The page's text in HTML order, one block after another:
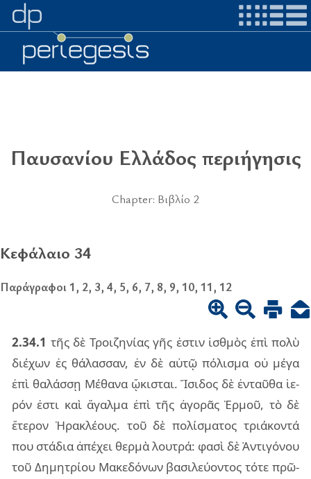
Παυσανίου Ελλάδος περιήγησις
Chapter: Βιβλίο 2
Κεφάλαιο 34
Παράγραφοι 1, 2, 3, 4, 5, 6, 7, 8, 9, 10, 11, 12
2.34.1 τῆς δὲ Τροι­ζη­νί­ας γῆς ἐστιν ἰσθμὸς ἐπὶ πολὺ
διέ­χων ἐς θά­λασ­σαν, ἐν δὲ αὐτῷ πό­λι­σμα οὐ μέγα
ἐπὶ θα­λάσ­σῃ Μέθα­να ᾤκι­σται. Ἴσι­δος δὲ ἐν­ταῦ­θα ἱε­
ρόν ἐστι καὶ ἄγαλ­μα ἐπὶ τῆς ἀγο­ρᾶς Ἑρμοῦ, τὸ δὲ
ἕτε­ρον Ἡρα­κλέ­ους. τοῦ δὲ πο­λί­σμα­τος τριά­κον­τά
που στά­δια ἀπέ­χει θερ­μὰ λου­τρά: φασὶ δὲ Ἀντι­γό­νου
τοῦ Δημη­τρί­ου Μακε­δό­νων βα­σι­λεύ­ον­τος τότε πρῶ­